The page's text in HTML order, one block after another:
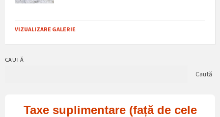
VIZUALIZARE GALERIE
CAUTĂ
Caută
Taxe suplimentare (față de cele